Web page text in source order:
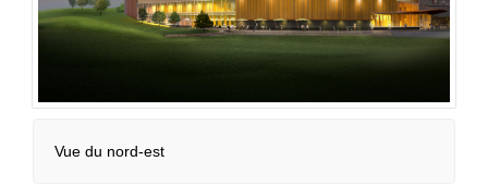
Vue du nord-est